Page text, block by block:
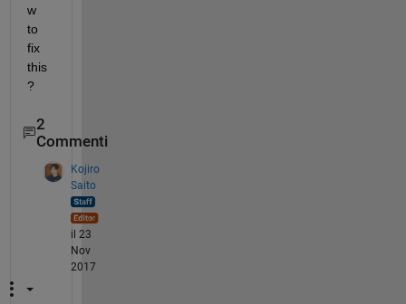
w
to
fix
this
?
2
Commenti
Kojiro
Saito
il 23
Nov
2017